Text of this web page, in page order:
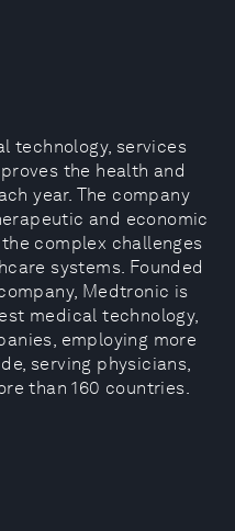
technology, services
the health and
year. The company
and economic
complex challenges
systems. Founded
Medtronic is
medical technology,
employing more
serving physicians,
than 160 countries.